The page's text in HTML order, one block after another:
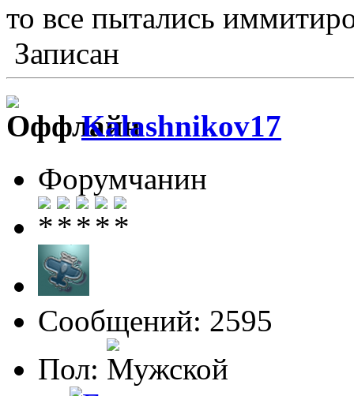
то все пытались
Записан
Kalashnikov17
Форумчанин
Сообщений: 2595
Пол: